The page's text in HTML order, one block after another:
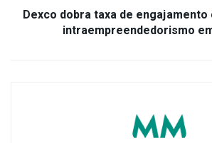
Dexco dobra taxa de
intraempreendedorismo